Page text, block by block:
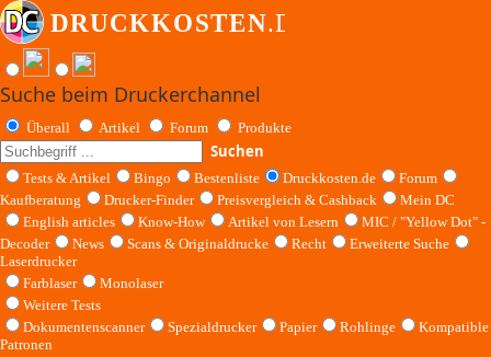
Suche beim Druckerchannel
Überall Artikel Forum Produkte
Suchen
Tests & Artikel Bingo Bestenliste Druckkosten.de
Forum
Kaufberatung
Drucker-Finder Preisvergleich & Cashback
Mein DC
English articles
Know-How Artikel von Lesern
MIC / "Yellow Dot" -
Decoder
News Scans & Originaldrucke Recht
Erweiterte Suche
Laserdrucker
Farblaser
Monolaser
Weitere Tests
Dokumentenscanner
Spezialdrucker Papier Rohlinge
Kompatible
Patronen